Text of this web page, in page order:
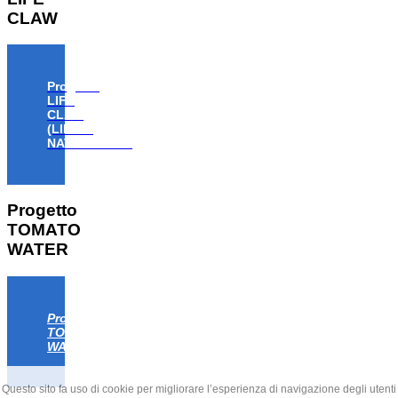
CLAW
Progetto
LIFE
CLAW
(LIFE18
NAT/IT/000806)
Progetto
TOMATO
WATER
Progetto
TOMATO
WATER
Questo sito fa uso di cookie per migliorare l’esperienza di navigazione degli utenti